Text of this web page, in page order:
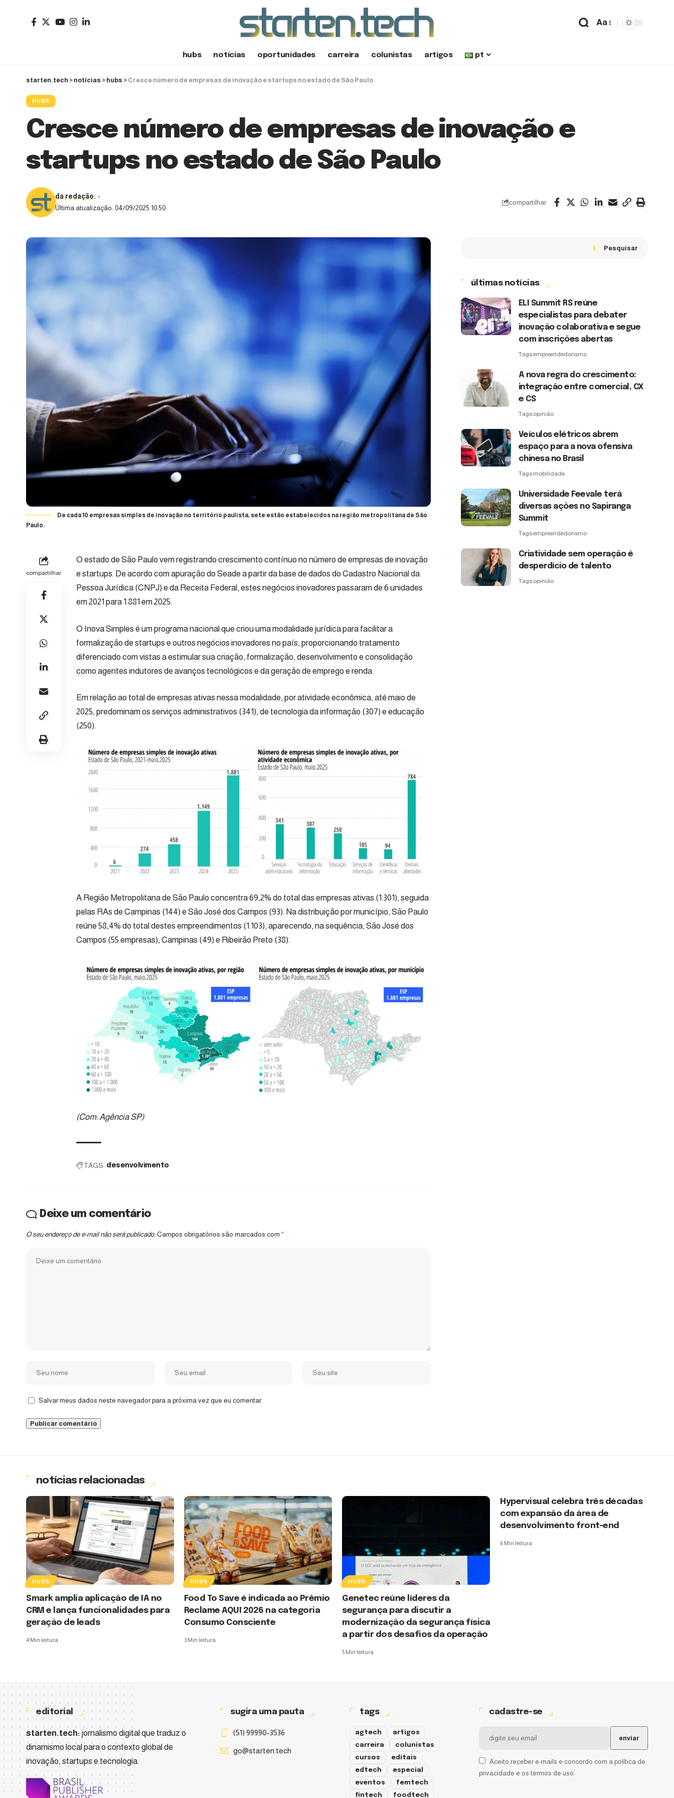
Aa
hubs notícias oportunidades carreira colunistas artigos pt
starten.tech > notícias > hubs > Cresce número de empresas de inovação e startups no estado de São Paulo
HUBS
Cresce número de empresas de inovação e
startups no estado de São Paulo
Última atualização: 04/09/2025 10:50
da redação.
compartilhar
De cada 10 empresas simples de inovação no território paulista, sete estão estabelecidos na região metropolitana de São
Paulo.
compartilhar
O estado de São Paulo vem registrando crescimento contínuo no número de empresas de inovação
e startups. De acordo com apuração do Seade a partir da base de dados do Cadastro Nacional da
Pessoa Jurídica (CNPJ) e da Receita Federal, estes negócios inovadores passaram de 6 unidades
em 2021 para 1.881 em 2025.
O Inova Simples é um programa nacional que criou uma modalidade jurídica para facilitar a
formalização de startups e outros negócios inovadores no país, proporcionando tratamento
diferenciado com vistas a estimular sua criação, formalização, desenvolvimento e consolidação
como agentes indutores de avanços tecnológicos e da geração de emprego e renda.
Em relação ao total de empresas ativas nessa modalidade, por atividade econômica, até maio de
2025, predominam os serviços administrativos (341), de tecnologia da informação (307) e educação
(250).
A Região Metropolitana de São Paulo concentra 69,2% do total das empresas ativas (1.301), seguida
pelas RAs de Campinas (144) e São José dos Campos (93). Na distribuição por município, São Paulo
reúne 58,4% do total destes empreendimentos (1.103), aparecendo, na sequência, São José dos
Campos (55 empresas), Campinas (49) e Ribeirão Preto (38).
(Com:Agência SP)
TAGS: desenvolvimento
Deixe um comentário
O seu endereço de e-mail não será publicado. Campos obrigatórios são marcados com *
Salvar meus dados neste navegador para a próxima vez que eu comentar.
Pesquisar
últimas notícias
ELI Summit RS reúne
especialistas para debater
inovação colaborativa e segue
com inscrições abertas
Tags:empreendedorismo
A nova regra do crescimento:
integração entre comercial, CX
e CS
Tags:opinião
Veículos elétricos abrem
espaço para a nova ofensiva
chinesa no Brasil
Tags:mobilidade
Universidade Feevale terá
diversas ações no Sapiranga
Summit
Tags:empreendedorismo
Criatividade sem operação é
desperdício de talento
Tags:opinião
notícias relacionadas
HUBS
Smark amplia aplicação de IA no
CRM e lança funcionalidades para
geração de leads
4 Min leitura
HUBS
Food To Save é indicada ao Prêmio
Reclame AQUI 2026 na categoria
Consumo Consciente
3 Min leitura
HUBS
Genetec reúne líderes da
segurança para discutir a
modernização da segurança física
a partir dos desafios da operação
5 Min leitura
Hypervisual celebra três décadas
com expansão da área de
desenvolvimento front-end
6 Min leitura
editorial
starten.tech: jornalismo digital que traduz o
dinamismo local para o contexto global de
inovação, startups e tecnologia.
sugira uma pauta
(51) 99990-3536
go@starten.tech
tags
agtech
artigos
carreira
colunistas
cursos
editais
edtech
especial
eventos
femtech
fintech
foodtech
cadastre-se
Aceito receber e-mails e concordo com a política de
privacidade e os termos de uso.